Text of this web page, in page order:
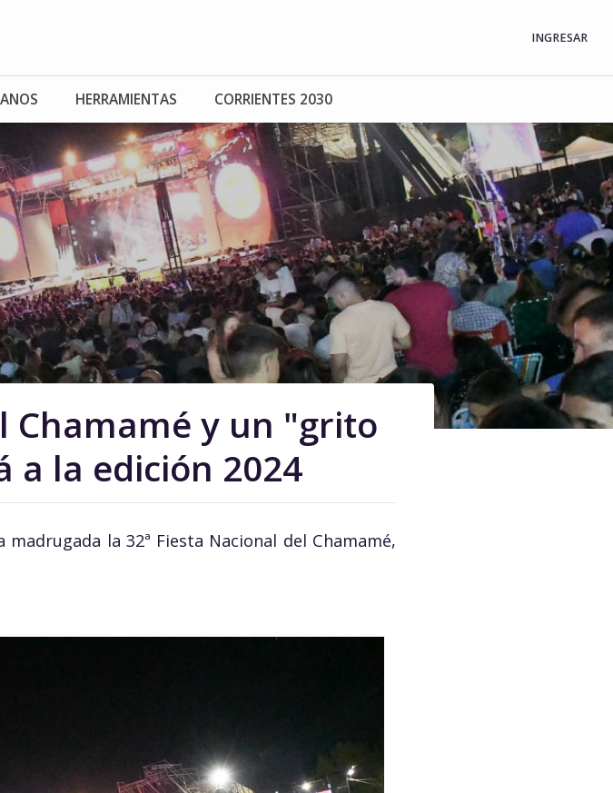
INGRESAR
HERRAMIENTAS CORRIENTES 2030
Chamamé y un "grito
a la edición 2024
la 32ª Fiesta Nacional del Chamamé,